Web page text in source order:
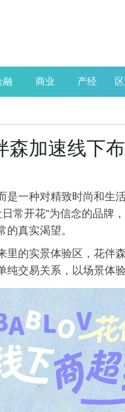
融 商业 产经
森加速线下
是一种对精致时尚和生
常开花”为信念的品牌
真实渴望。
里的实景体验区，花伴
纯交易关系，以场景体